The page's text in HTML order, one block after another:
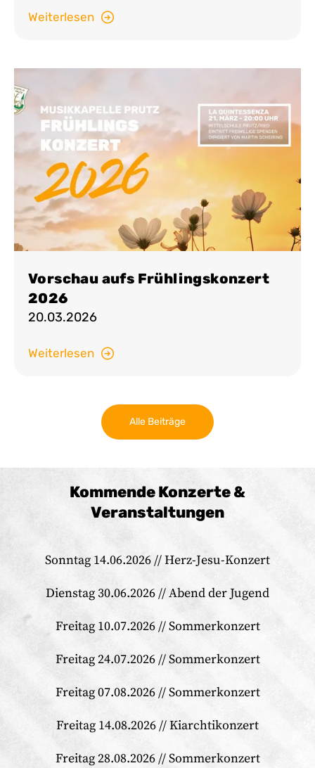
Weiterlesen
Vorschau aufs Frühlingskonzert
2026
20.03.2026
Weiterlesen
Alle Beiträge
Kommende Konzerte &
Veranstaltungen
Sonntag 14.06.2026 // Herz-Jesu-Konzert
Dienstag 30.06.2026 // Abend der Jugend
Freitag 10.07.2026 // Sommerkonzert
Freitag 24.07.2026 // Sommerkonzert
Freitag 07.08.2026 // Sommerkonzert
Freitag 14.08.2026 // Kiarchtikonzert
Freitag 28.08.2026 // Sommerkonzert